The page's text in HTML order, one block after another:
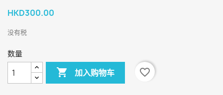
HKD300.00
没有税
数量
 加入购物车 favorite_border